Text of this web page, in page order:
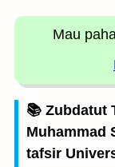
Mau
📚 Zubdatut
Muhammad
tafsir